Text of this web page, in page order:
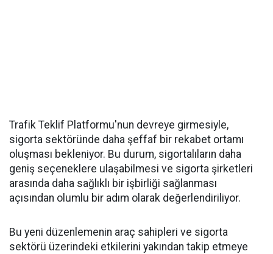
Trafik Teklif Platformu'nun devreye girmesiyle,
sigorta sektöründe daha şeffaf bir rekabet ortamı
oluşması bekleniyor. Bu durum, sigortalıların daha
geniş seçeneklere ulaşabilmesi ve sigorta şirketleri
arasında daha sağlıklı bir işbirliği sağlanması
açısından olumlu bir adım olarak değerlendiriliyor.
Bu yeni düzenlemenin araç sahipleri ve sigorta
sektörü üzerindeki etkilerini yakından takip etmeye